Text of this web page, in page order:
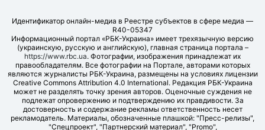
Идентификатор онлайн-медиа в Реестре субъектов в сфере медиа —
R40-05347
Информационный портал «РБК-Украина» имеет трехязычную версию
(украинскую, русскую и английскую), главная страница портала –
https://www.rbc.ua. Фотографии, изображения принадлежат их
правообладателям. Все фотографии на Портале, авторами которых
являются журналисты РБК-Украина, размещены на условиях лицензии
Creative Commons Attribution 4.0 International. Редакция РБК-Украина
может не разделять точку зрения авторов. Оценочные суждения не
подлежат опровержению и подтверждению их правдивости. За
достоверность и содержание рекламы ответственность несет
рекламодатель. Материалы, обозначенные плашкой: "Пресс-релизы",
"Спецпроект", "Партнерский материал", "Promo",